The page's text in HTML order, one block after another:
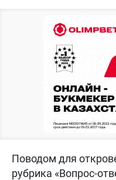
Поводом для
рубрика «Вопрос-